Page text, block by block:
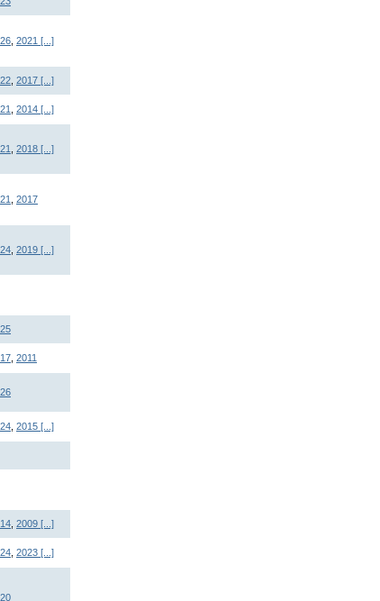
2021 [...]
2017 [...]
2014 [...]
2018 [...]
2017
2019 [...]
2011
2015 [...]
2009 [...]
2023 [...]